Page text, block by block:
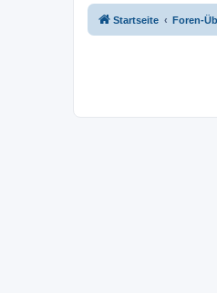
Startseite Foren-